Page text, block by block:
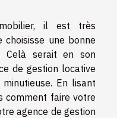
il est très
une bonne
Celà serait en son
de gestion locative
En lisant
comment faire votre
agence de gestion